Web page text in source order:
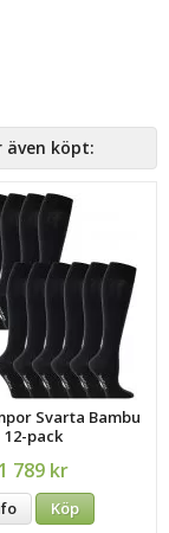
även köpt:
Svarta Bambu
12-pack
1 789 kr
Köp